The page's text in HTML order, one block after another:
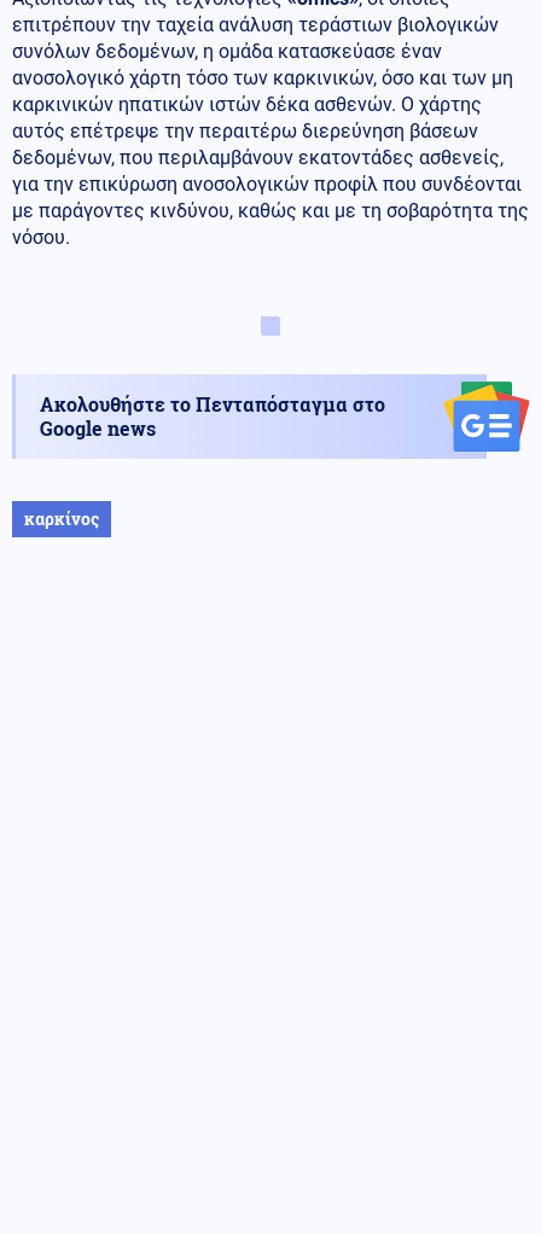
επιτρέπουν την ταχεία ανάλυση τεράστιων βιολογικών
συνόλων δεδομένων, η ομάδα κατασκεύασε έναν
ανοσολογικό χάρτη τόσο των καρκινικών, όσο και των μη
καρκινικών ηπατικών ιστών δέκα ασθενών. Ο χάρτης
αυτός επέτρεψε την περαιτέρω διερεύνηση βάσεων
δεδομένων, που περιλαμβάνουν εκατοντάδες ασθενείς,
για την επικύρωση ανοσολογικών προφίλ που συνδέονται
με παράγοντες κινδύνου, καθώς και με τη σοβαρότητα της
νόσου.
Ακολουθήστε το Πενταπόσταγμα στο
Google news
καρκίνος